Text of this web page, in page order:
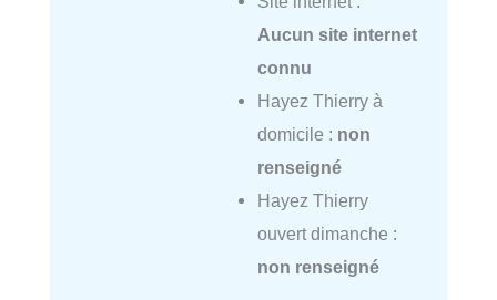
Aucun site internet
connu
Hayez Thierry à
domicile : non
renseigné
Hayez Thierry
ouvert dimanche :
non renseigné